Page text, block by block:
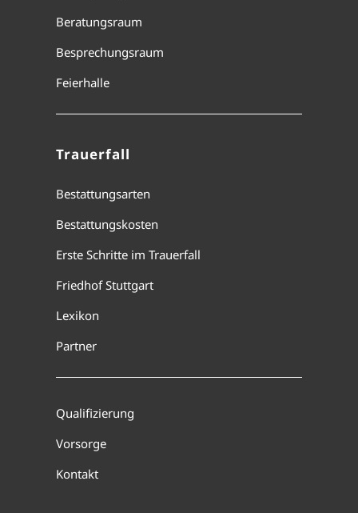
Beratungsraum
Besprechungsraum
Feierhalle
Trauerfall
Bestattungsarten
Bestattungskosten
Erste Schritte im Trauerfall
Friedhof Stuttgart
Lexikon
Partner
Qualifizierung
Vorsorge
Kontakt